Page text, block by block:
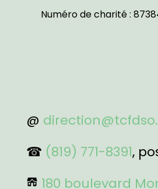
Numéro de charité :
@
☎ (819) 771-8391,
180 boulevard